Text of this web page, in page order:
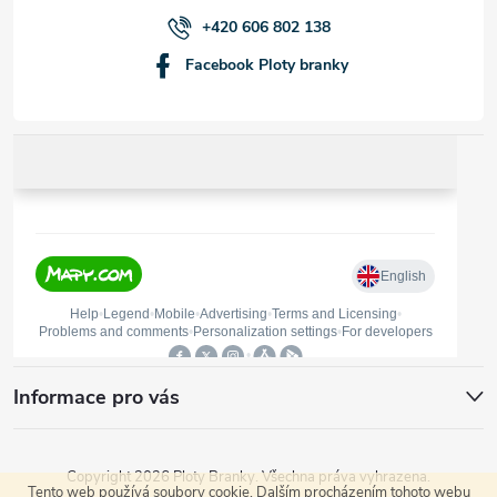
Tento web používá soubory cookie. Dalším procházením tohoto webu
+420 606 802 138
Facebook Ploty branky
Informace pro vás
Copyright 2026 Ploty Branky. Všechna práva vyhrazena.